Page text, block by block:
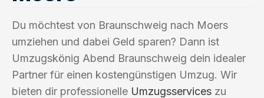
Du möchtest von Braunschweig nach Moers
umziehen und dabei Geld sparen? Dann ist
Umzugskönig Abend Braunschweig dein idealer
Partner für einen kostengünstigen Umzug. Wir
bieten dir professionelle Umzugsservices zu